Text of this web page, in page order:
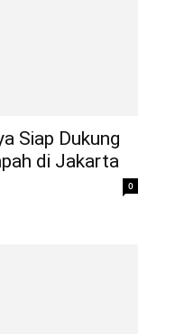
Siap Dukung
di Jakarta
0